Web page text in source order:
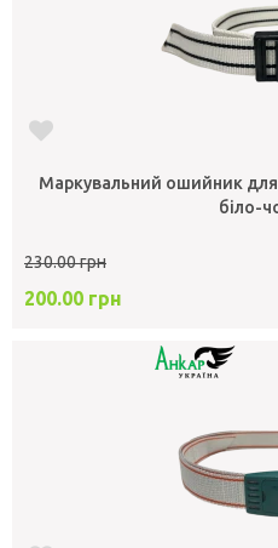
Маркувальний ошийник для
біло-
230.00 грн
200.00 грн